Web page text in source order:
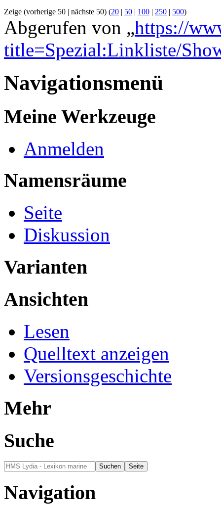
Zeige (vorherige 50 | nächste 50) (20 | 50 | 100 | 250 | 500)
Abgerufen von „https://
title=Spezial:Linkliste/
Navigationsmenü
Meine Werkzeuge
Anmelden
Namensräume
Seite
Diskussion
Varianten
Ansichten
Lesen
Quelltext anzeigen
Versionsgeschichte
Mehr
Suche
Navigation